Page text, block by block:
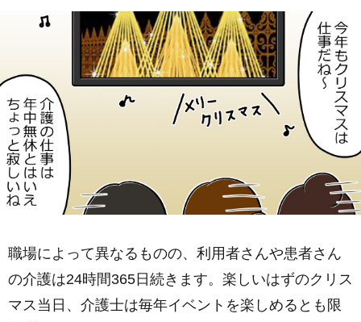
職場によって異なるものの、利用者さんや患者さん
の介護は24時間365日続きます。楽しいはずのクリス
マス当日、介護士は毎年イベントを楽しめるとも限